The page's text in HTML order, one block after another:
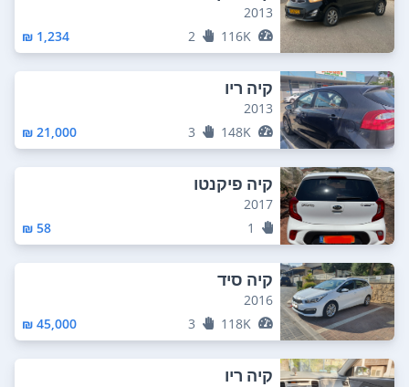
2013
116K
2
1,234 ₪
קיה ריו
2013
148K
3
21,000 ₪
קיה פיקנטו
2017
1
58 ₪
קיה סיד
2016
118K
3
45,000 ₪
קיה ריו